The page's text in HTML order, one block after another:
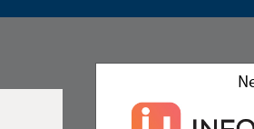
Kontakt:
Obecný úrad